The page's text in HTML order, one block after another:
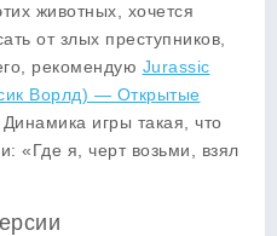
животных, хочется
от злых преступников,
рекомендую Jurassic
Ворлд) — Открытые
Динамика игры такая, что
«Где я, черт возьми, взял